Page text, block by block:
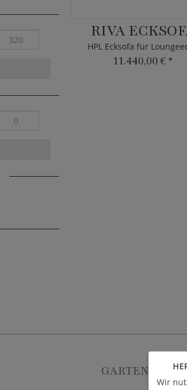
RIVA
HPL Ecksofa für
11.440,00 € *
GARTEN-
Wir